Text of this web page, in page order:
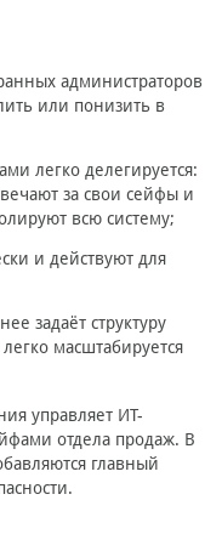
администраторов
или понизить в
легко делегируется:
за свои сейфы и
всю систему;
и действуют для
задаёт структуру
масштабируется
управляет ИТ-
отдела продаж. В
главный